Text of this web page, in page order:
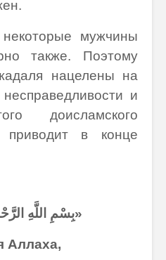
мужчины
также. Поэтому
нацелены на
и
доисламского
приводит в конце
«بِسْمِ اللَّهِ الرَّحْمَٰنِ الرَّحِيمِ»
Аллаха,